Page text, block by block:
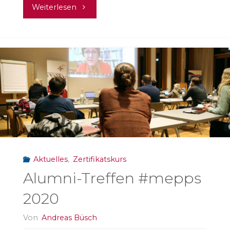
Weiterlesen "Nächste
für
Frühjahr
2022
geplant"
Aktuelles, Zertifikatskurs
Alumni-Treffen #mepps
2020
Von Andreas Büsch